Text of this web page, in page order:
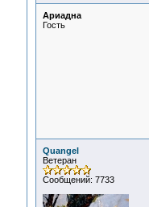
Ариадна
Гость
Quangel
Ветеран
Сообщений: 7733